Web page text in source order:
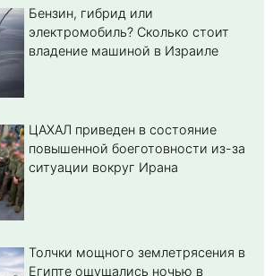
Бензин, гибрид или
электромобиль? Cколько стоит
владение машиной в Израиле
ЦАХАЛ приведен в состояние
повышенной боеготовности из-за
ситуации вокруг Ирана
Толчки мощного землетрясения в
Египте ощущались ночью в